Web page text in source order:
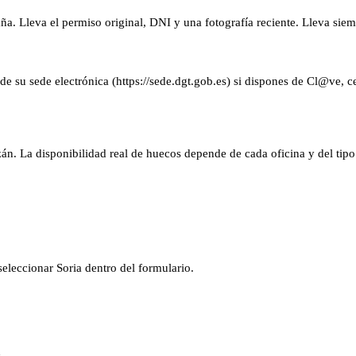
Lleva el permiso original, DNI y una fotografía reciente. Lleva
su sede electrónica (https://sede.dgt.gob.es) si dispones de
La disponibilidad real de huecos depende de cada oficina y del
Soria dentro del formulario.